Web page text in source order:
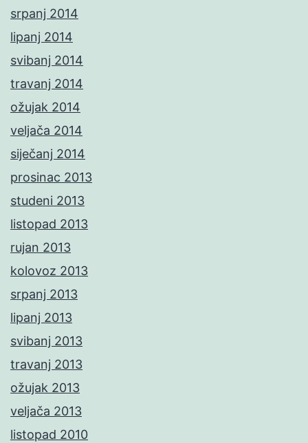
srpanj 2014
lipanj 2014
svibanj 2014
travanj 2014
ožujak 2014
veljača 2014
siječanj 2014
prosinac 2013
studeni 2013
listopad 2013
rujan 2013
kolovoz 2013
srpanj 2013
lipanj 2013
svibanj 2013
travanj 2013
ožujak 2013
veljača 2013
listopad 2010